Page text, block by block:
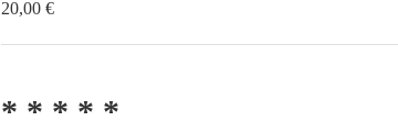
20,00€
* * * * *